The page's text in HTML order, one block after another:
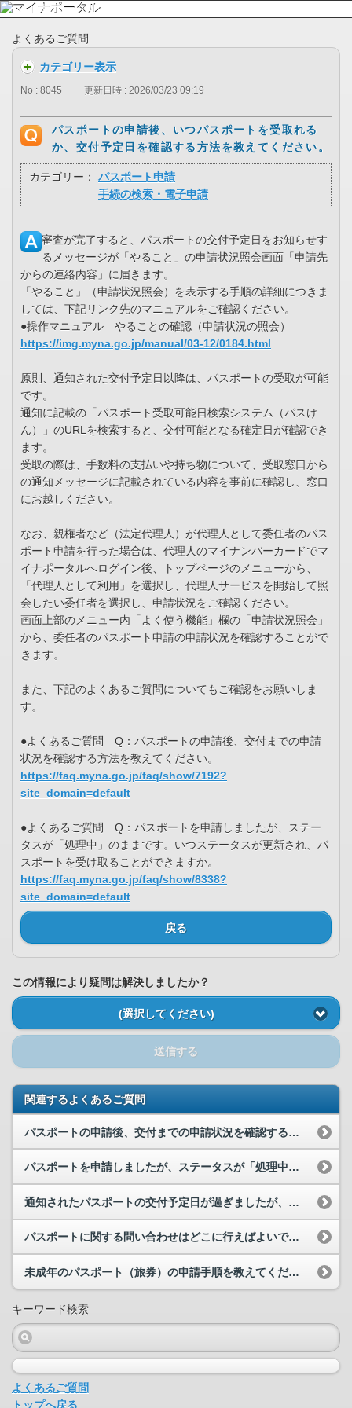
よくあるご質問
カテゴリー表示
No : 8045 更新日時 : 2026/03/23 09:19
パスポートの申請後、いつパスポートを受取れる
か、交付予定日を確認する方法を教えてください。
カテゴリー：
パスポート申請
手続の検索・電子申請
審査が完了すると、パスポートの交付予定日をお知らせす
るメッセージが「やること」の申請状況照会画面「申請先
からの連絡内容」に届きます。
「やること」（申請状況照会）を表示する手順の詳細につきま
しては、下記リンク先のマニュアルをご確認ください。
●操作マニュアル やることの確認（申請状況の照会）
https://img.myna.go.jp/manual/03-12/0184.html
原則、通知された交付予定日以降は、パスポートの受取が可能
です。
通知に記載の「パスポート受取可能日検索システム（パスけ
ん）」のURLを検索すると、交付可能となる確定日が確認でき
ます。
受取の際は、手数料の支払いや持ち物について、受取窓口から
の通知メッセージに記載されている内容を事前に確認し、窓口
にお越しください。
なお、親権者など（法定代理人）が代理人として委任者のパス
ポート申請を行った場合は、代理人のマイナンバーカードでマ
イナポータルへログイン後、トップページのメニューから、
「代理人として利用」を選択し、代理人サービスを開始して照
会したい委任者を選択し、申請状況をご確認ください。
画面上部のメニュー内「よく使う機能」欄の「申請状況照会」
から、委任者のパスポート申請の申請状況を確認することがで
きます。
また、下記のよくあるご質問についてもご確認をお願いしま
す。
●よくあるご質問 Q：パスポートの申請後、交付までの申請
状況を確認する方法を教えてください。
https://faq.myna.go.jp/faq/show/7192?
site_domain=default
●よくあるご質問 Q：パスポートを申請しましたが、ステー
タスが「処理中」のままです。いつステータスが更新され、パ
スポートを受け取ることができますか。
https://faq.myna.go.jp/faq/show/8338?
site_domain=default
戻る
この情報により疑問は解決しましたか？
(選択してください)
送信する
関連するよくあるご質問
パスポートの申請後、交付までの申請状況を確認する方法を教えてください。
パスポートを申請しましたが、ステータスが「処理中」のままです。いつステータスが更新され、パスポ...
通知されたパスポートの交付予定日が過ぎましたが、マイナポータル上のパスポート申請のステータスは...
パスポートに関する問い合わせはどこに行えばよいでしょうか。
未成年のパスポート（旅券）の申請手順を教えてください。
キーワード検索
よくあるご質問
トップへ戻る